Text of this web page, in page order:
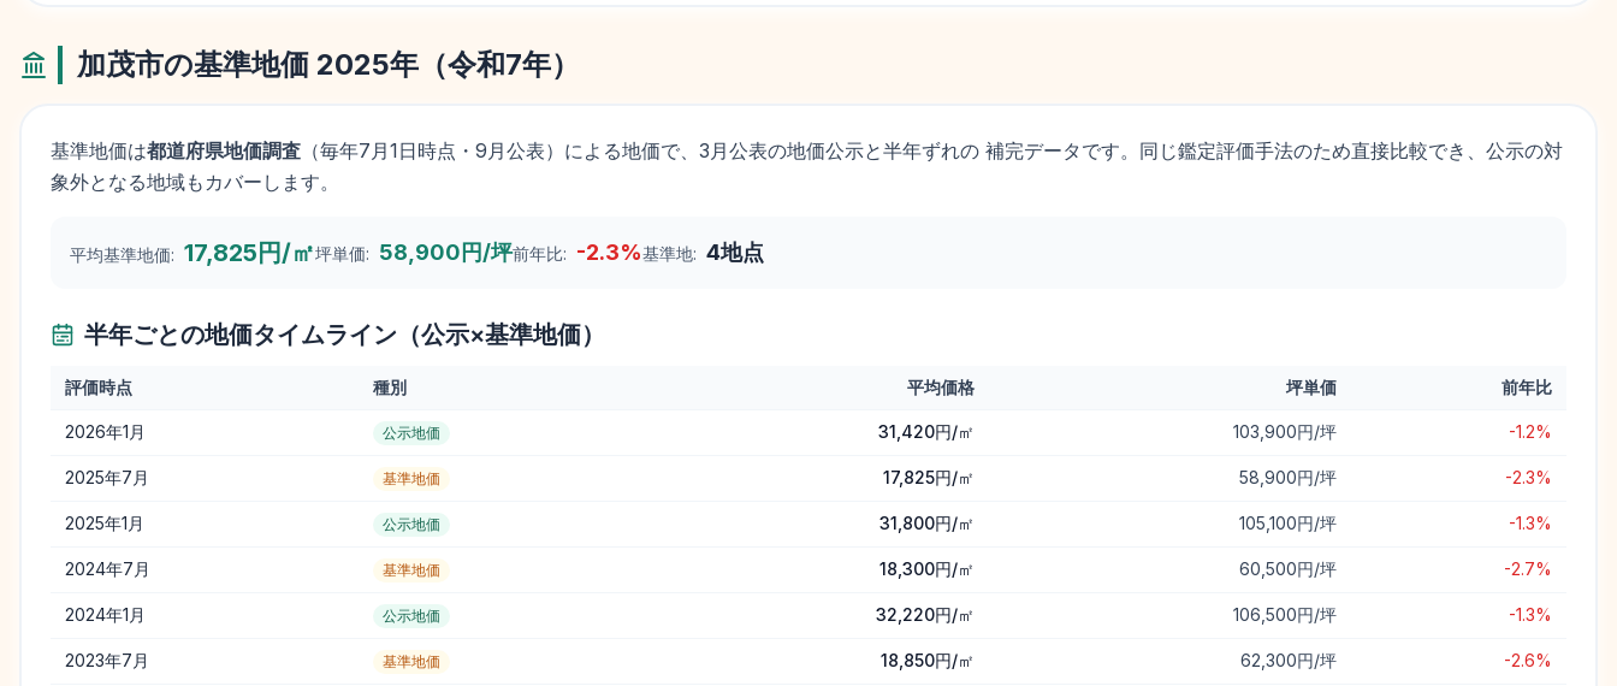
加茂市の基準地価 2025年（令和7年）
基準地価は都道府県地価調査 （毎年7月1日時点・9月公表）による地価で、3月公表の地価公示と半年ずれの 補完データです。同じ鑑定評価手法のため直接比較でき、公示の対
象外となる地域もカバーします。
平均基準地価: 17,825円/㎡坪単価: 58,900円/坪前年比: -2.3%基準地: 4地点
半年ごとの地価タイムライン（公示×基準地価）
評価時点 種別 平均価格 坪単価 前年比
2026年1月 公示地価 31,420円/㎡ 103,900円/坪 -1.2%
2025年7月 基準地価 17,825円/㎡ 58,900円/坪 -2.3%
2025年1月 公示地価 31,800円/㎡ 105,100円/坪 -1.3%
2024年7月 基準地価 18,300円/㎡ 60,500円/坪 -2.7%
2024年1月 公示地価 32,220円/㎡ 106,500円/坪 -1.3%
2023年7月 基準地価 18,850円/㎡ 62,300円/坪 -2.6%